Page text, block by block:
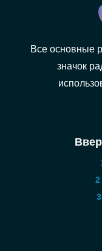
Все основные
значок